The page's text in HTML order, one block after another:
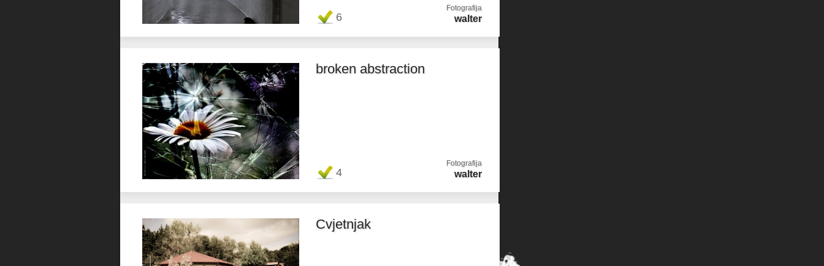
walter
Fotografija
Favorit 6
broken abstraction
walter
Fotografija
Favorit 4
Cvjetnjak